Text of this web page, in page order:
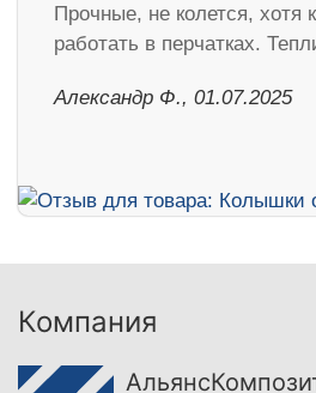
Прочные, не колется, хотя
работать в перчатках.
Александр Ф., 01.07.2025
Компания